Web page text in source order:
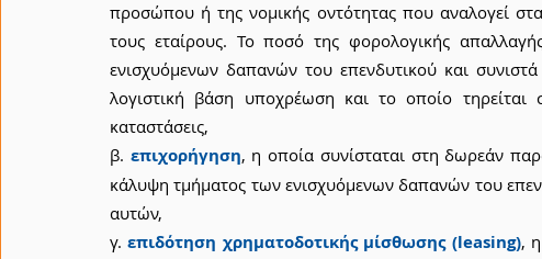
προσώπου ή της νομικής οντότητας που αναλογεί
τους εταίρους. Το ποσό της φορολογικής
ενισχυόμενων δαπανών του επενδυτικού και
λογιστική βάση υποχρέωση και το οποίο τηρείται
καταστάσεις,
β. επιχορήγηση, η οποία συνίσταται στη δωρεάν
κάλυψη τμήματος των ενισχυόμενων δαπανών του
αυτών,
γ. επιδότηση χρηματοδοτικής μίσθωσης (leasing),